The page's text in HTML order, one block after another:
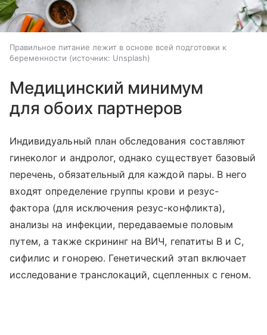
Правильное питание лежит в основе всей подготовки к
беременности
источник: Unsplash
Медицинский минимум
для обоих партнеров
Индивидуальный план обследования составляют
гинеколог и андролог, однако существует базовый
перечень, обязательный для каждой пары. В него
входят определение группы крови и резус-
фактора (для исключения резус-конфликта),
анализы на инфекции, передаваемые половым
путем, а также скрининг на ВИЧ, гепатиты В и С,
сифилис и гонорею. Генетический этап включает
исследование транслокаций, сцепленных с геном.